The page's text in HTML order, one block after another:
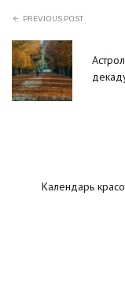
PREVIOUS POST
Календарь